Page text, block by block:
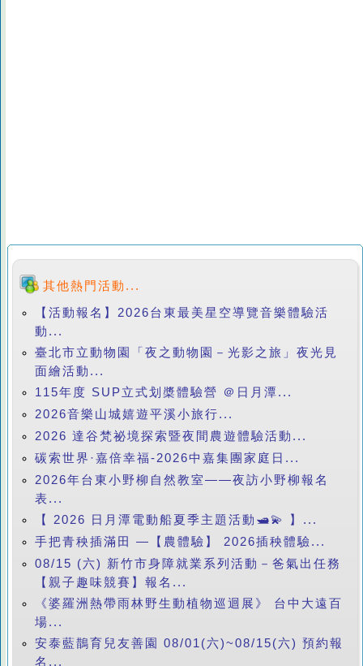
其他熱門活動...
【活動報名】2026台東最美星空導覽音樂體驗活
動...
臺北市立動物園「夜之動物園－光影之旅」夜光見
面繪活動...
115年度 SUP立式划槳體驗營 ＠日月潭...
2026音樂山城嬉遊平溪小旅行...
2026 達谷梵祕境探索暨夜間農遊體驗活動...
碳索世界·嘉倍幸福-2026中嘉集團家庭日...
2026年台東小野柳自然教室——夜訪小野柳報名
表...
【 2026 日月潭電動船夏季主題活動🛥️💫 】...
手把青秧插滿田 —【農體驗】 2026插秧體驗...
08/15 (六) 新竹市身障就業系列活動－爸氣出任務
【親子趣味競賽】報名...
《婆羅洲熱帶雨林野生動植物巡迴展》 台中大遠百
場...
安泰藍鵲育兒友善園 08/01(六)~08/15(六) 預約報
名...